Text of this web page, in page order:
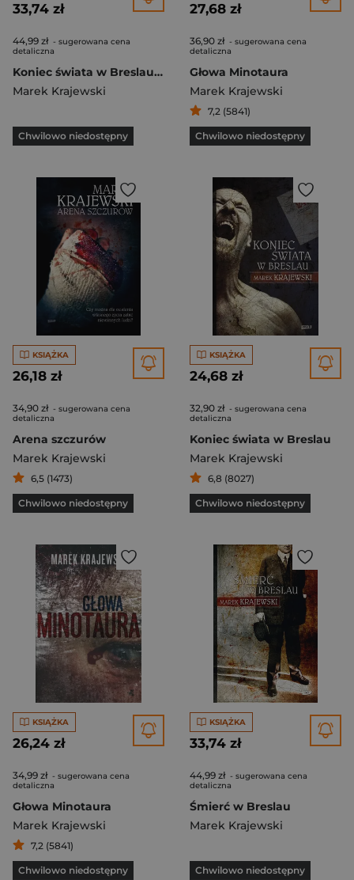
33,74 zł
44,99 zł - sugerowana cena
detaliczna
Koniec świata w Breslau (2023)
Marek Krajewski
Chwilowo niedostępny
27,68 zł
36,90 zł - sugerowana cena
detaliczna
Głowa Minotaura
Marek Krajewski
7,2 (5841)
Chwilowo niedostępny
KSIĄŻKA
26,18 zł
34,90 zł - sugerowana cena
detaliczna
Arena szczurów
Marek Krajewski
6,5 (1473)
Chwilowo niedostępny
KSIĄŻKA
24,68 zł
32,90 zł - sugerowana cena
detaliczna
Koniec świata w Breslau
Marek Krajewski
6,8 (8027)
Chwilowo niedostępny
KSIĄŻKA
26,24 zł
34,99 zł - sugerowana cena
detaliczna
Głowa Minotaura
Marek Krajewski
7,2 (5841)
Chwilowo niedostępny
KSIĄŻKA
33,74 zł
44,99 zł - sugerowana cena
detaliczna
Śmierć w Breslau
Marek Krajewski
Chwilowo niedostępny